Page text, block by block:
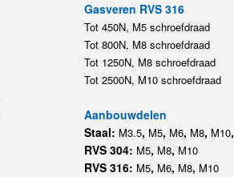
Gasveren RVS 316
Tot 450N, M5 schroefdraad
Tot 800N, M8 schroefdraad
Tot 1250N, M8 schroefdraad
Tot 2500N, M10 schroefdraad
Aanbouwdelen
Staal: M3.5, M5, M6, M8, M10,
RVS 304: M5, M8, M10
RVS 316: M5, M6, M8, M10